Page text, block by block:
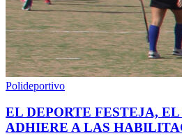
Polideportivo
EL DEPORTE FESTEJA,
ADHIERE A LAS